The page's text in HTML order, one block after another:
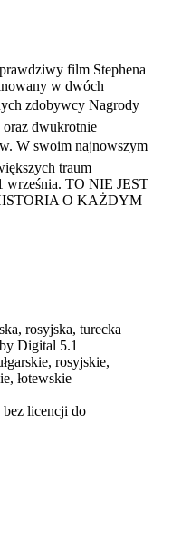
film Stephena
w dwóch
zdobywcy Nagrody
dwukrotnie
W swoim najnowszym
traum
września. TO NIE JEST
O KAŻDYM
rosyjska, turecka
Digital 5.1
rosyjskie,
łotewskie
bez licencji do